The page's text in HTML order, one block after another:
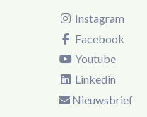
Instagram
Facebook
Youtube
Linkedin
Nieuwsbrief